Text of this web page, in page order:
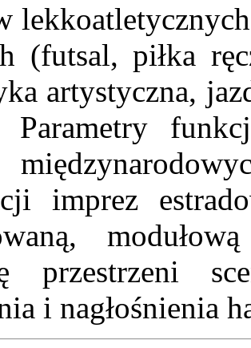
(futsal, piłka
artystyczna,
imprez
przestrzeni
i nagłośnienia